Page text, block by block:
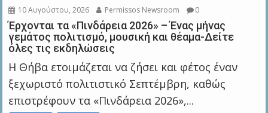
10 Αυγούστου, 2026 Permissos Newsroom 0
Έρχονται τα «Πινδάρεια 2026» – Ένας μήνας
γεμάτος πολιτισμό, μουσική και θέαμα-Δείτε
όλες τις εκδηλώσεις
Η Θήβα ετοιμάζεται να ζήσει και φέτος έναν
ξεχωριστό πολιτιστικό Σεπτέμβρη, καθώς
επιστρέφουν τα «Πινδάρεια 2026»,...